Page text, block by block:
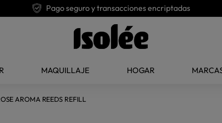
Pago seguro y transacciones encriptadas
MAQUILLAJE HOGAR
AROMA REEDS REFILL